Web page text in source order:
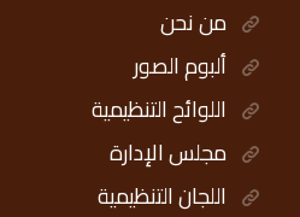
من نحن
ألبوم الصور
اللوائح التنظيمية
مجلس الإدارة
اللجان التنظيمية